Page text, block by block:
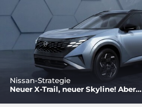
Nissan-Strategie
Neuer X-Trail, neuer Skyline! Aber...